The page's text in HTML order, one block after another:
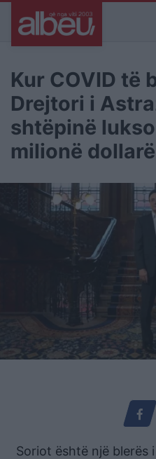
Kur COVID të
Drejtori i
shtëpinë
milionë dollarë
Soriot është një blerës